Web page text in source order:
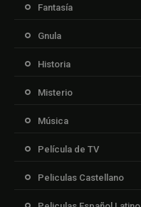
Fantasía
Gnula
Historia
Misterio
Música
Película de TV
Peliculas Castellano